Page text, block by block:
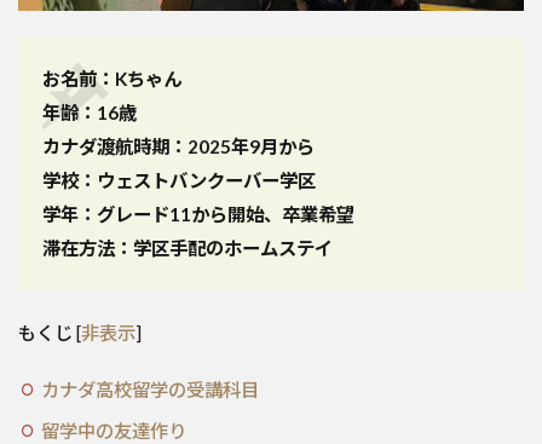
お名前：Kちゃん
年齢：16歳
カナダ渡航時期：2025年9月から
学校：ウェストバンクーバー学区
学年：グレード11から開始、卒業希望
滞在方法：学区手配のホームステイ
もくじ [非表示]
カナダ高校留学の受講科目
留学中の友達作り